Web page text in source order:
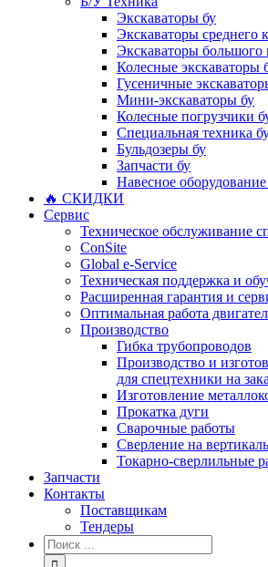
Экскаваторы бу
Экскаваторы среднего
Экскаваторы большого
Колесные экскаваторы
Гусеничные
Мини-экскаваторы бу
Колесные погрузчики
Специальная техника
Бульдозеры бу
Запчасти бу
Навесное
🔥 СКИДКИ
Сервис
Техническое обслуживание
ConSite
Global e-Service
Техническая поддержка и
Расширенная гарантия и
Оптимальная работа
Производство
Гибка трубопроводов
Производство и
для спецтехники на
Изготовление
Прокатка дуги
Сварочные работы
Сверление на
Токарно-сверлильные
Запчасти
Контакты
Поставщикам
Тендеры
Результат
поиска: